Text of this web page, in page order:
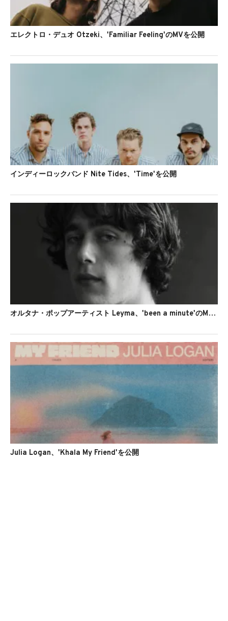
エレクトロ・デュオ Otzeki、'Familiar Feeling'のMVを公開
インディーロックバンド Nite Tides、'Time'を公開
オルタナ・ポップアーティスト Leyma、'been a minute'のMVを公開
Julia Logan、'Khala My Friend'を公開